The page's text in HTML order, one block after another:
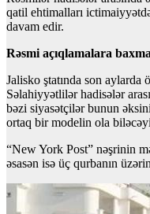
qatil ehtimalları
davam edir.
Rəsmi açıqlamalara
Jalisko ştatında son aylarda
Səlahiyyətlilər hadisələr
bəzi siyasətçilər bunun
ortaq bir modelin ola
“New York Post” nəşrinin
əsasən isə üç qurbanın